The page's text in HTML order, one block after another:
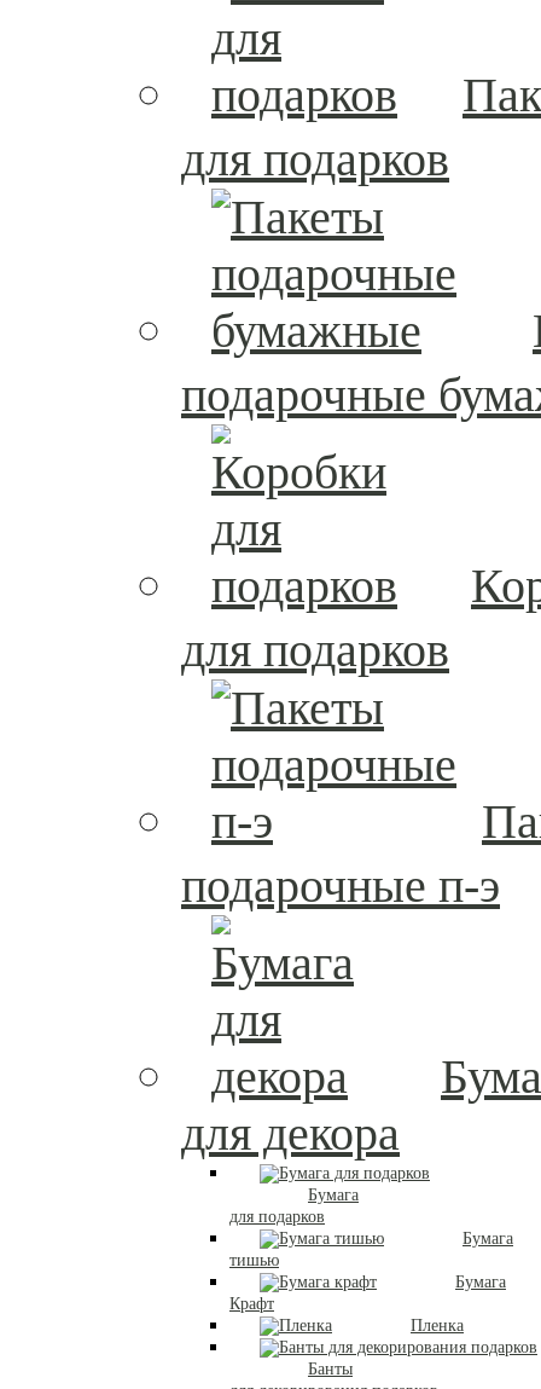
для подарков
подарочные
для подарков
подарочные п-э
для декора
Бумага
для подарков
Бумага
тишью
Бумага
Крафт
Пленка
Банты